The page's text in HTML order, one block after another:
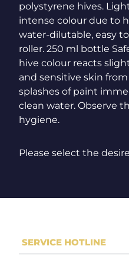
polystyrene hives.
intense colour due to
water-dilutable, easy
roller. 250 ml bottle
hive colour reacts
and sensitive skin
splashes of paint
clean water. Observe
hygiene.
Please select the
SERVICE HOTLINE